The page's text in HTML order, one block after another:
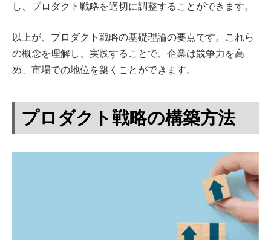
し、プロダクト戦略を適切に調整することができます。
以上が、プロダクト戦略の基礎理論の要点です。これら
の概念を理解し、実践することで、企業は競争力を高
め、市場での地位を築くことができます。
プロダクト戦略の構築方法